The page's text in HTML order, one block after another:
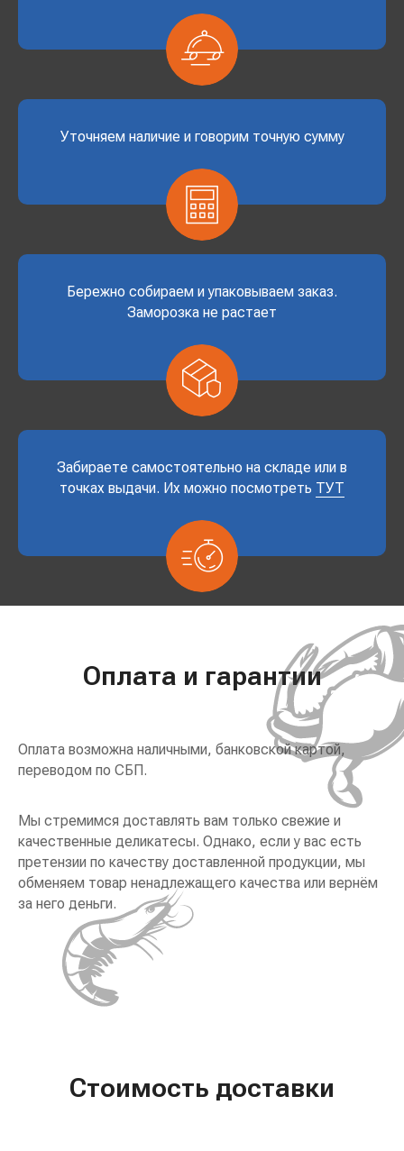
Уточняем наличие и говорим точную сумму
Бережно собираем и упаковываем заказ.
Заморозка не растает
Забираете самостоятельно на складе или в
точках выдачи. Их можно посмотреть ТУТ
Оплата и гарантии
Оплата возможна наличными, банковской картой,
переводом по СБП.
Мы стремимся доставлять вам только свежие и
качественные деликатесы. Однако, если у вас есть
претензии по качеству доставленной продукции, мы
обменяем товар ненадлежащего качества или вернём
за него деньги.
Стоимость доставки